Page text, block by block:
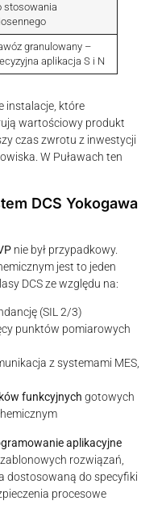
stosowania
granulowany –
aplikacja S i N
instalacje, które
wartościowy produkt
czas zwrotu z inwestycji
W Puławach ten
DCS Yokogawa
nie był przypadkowy.
jest to jeden
DCS ze względu na:
(SIL 2/3)
punktów pomiarowych
z systemami MES,
funkcyjnych gotowych
aplikacyjne
rozwiązań,
dostosowaną do specyfiki
procesowe